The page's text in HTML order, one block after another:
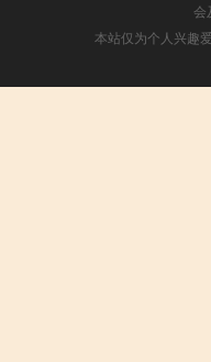
会
本站仅为个人兴趣